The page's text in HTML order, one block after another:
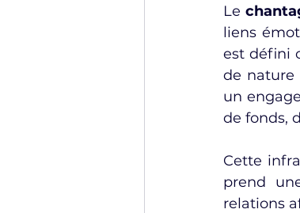
Le
liens
est défini
de nature
un
de fonds,
Cette
prend
relations